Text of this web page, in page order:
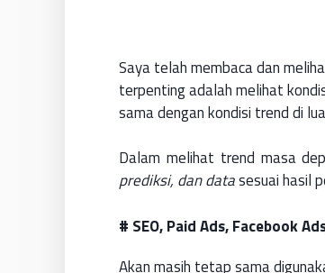
Saya telah membaca dan
terpenting adalah melihat
sama dengan kondisi trend di
Dalam melihat trend masa
prediksi, dan datasesuai hasil
# SEO, Paid Ads, Facebook
Akan masih tetap sama